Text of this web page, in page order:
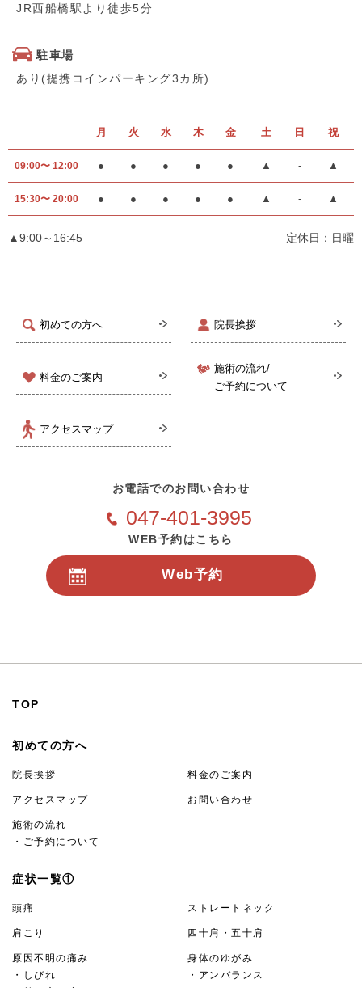
初めての方へ 院長挨拶
料金のご案内
施術の流れ/
ご予約について
アクセスマップ
JR西船橋駅より徒歩5分
駐車場
あり(提携コインパーキング3カ所)
月 火 水 木 金 土 日 祝
09:00〜 12:00 ● ● ● ● ● ▲ - ▲
15:30〜 20:00 ● ● ● ● ● ▲ - ▲
▲9:00～16:45 定休日：日曜
お電話でのお問い合わせ
047-401-3995
WEB予約はこちら
Web予約
TOP
初めての方へ
院長挨拶 料金のご案内
アクセスマップ お問い合わせ
施術の流れ
・ご予約について
症状一覧①
頭痛 ストレートネック
肩こり 四十肩・五十肩
原因不明の痛み
・しびれ
身体のゆがみ
・アンバランス